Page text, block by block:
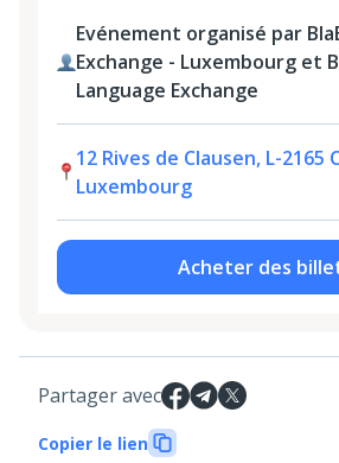
Evénement organisé par
Exchange - Luxembourg et
Language Exchange
12 Rives de Clausen, L-2165
Luxembourg
Acheter des
Partager avec
Copier le lien